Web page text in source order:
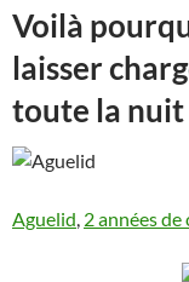
Voilà
laisser
toute la nuit
Aguelid 2 années de